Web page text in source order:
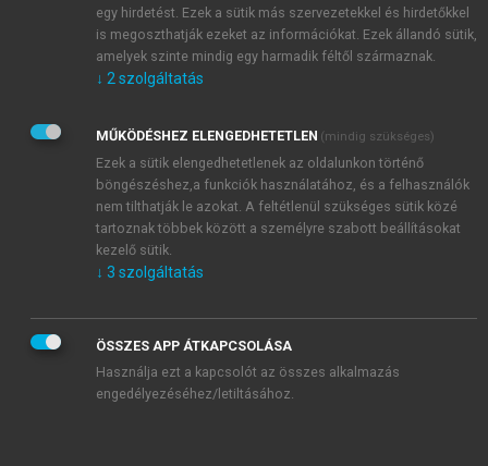
Kérek értesítést a MeRSZ újdonságairól, akcióiról.
Kérek értesítést az Akadémiai Kiadó Zrt. újdonságairól,
Adatkezelési tájékoztatóbanfoglaltakat tudomásul
veszem és elfogadom.
Általános vásárlási feltételeket, valamint a szotar.netés a
mersz.huoldalak licencszerződéseiben foglaltakat
tudomásul veszem és elfogadom.
KIPRÓBÁLOM
egy hirdetést. Ezek a sütik más szervezetekkel és hirdetőkkel
is megoszthatják ezeket az információkat. Ezek állandó sütik,
amelyek szinte mindig egy harmadik féltől származnak.
↓ 2 szolgáltatás
MŰKÖDÉSHEZ ELENGEDHETETLEN (mindig szükséges)
Ezek a sütik elengedhetetlenek az oldalunkon történő
böngészéshez,a funkciók használatához, és a felhasználók
nem tilthatják le azokat. A feltétlenül szükséges sütik közé
tartoznak többek között a személyre szabott beállításokat
kezelő sütik.
↓ 3 szolgáltatás
ÖSSZES APP ÁTKAPCSOLÁSA
Használja ezt a kapcsolót az összes alkalmazás
engedélyezéséhez/letiltásához.